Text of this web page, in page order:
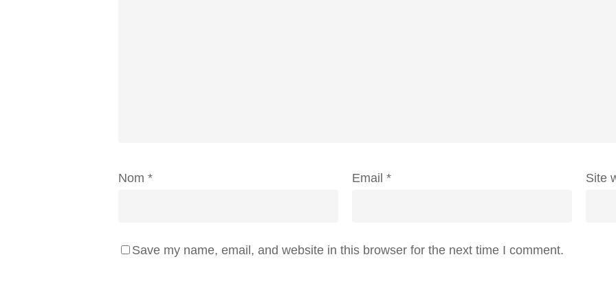
Nom * Email * Site
Save my name, email, and website in this browser for the next time I comment.